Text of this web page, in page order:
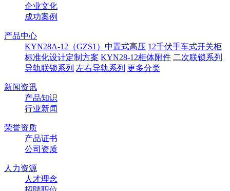
企业文化
成功案例
产品中心
KYN28A-12（GZS1）中置式高压 12千伏手车式开关柜
标准化设计定制方案 KYN28-12柜体附件 二次联锁系列
导轨联锁系列 左右导轨系列 更多分类
新闻资讯
产品知识
行业新闻
荣誉资质
产品证书
公司资质
人力资源
人才理念